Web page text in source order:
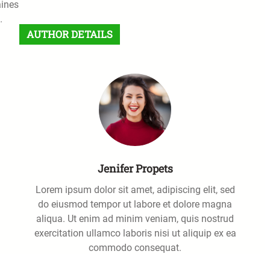
r
c
AUTHOR DETAILS
Jenifer Propets
Lorem ipsum dolor sit amet, adipiscing elit, sed
do eiusmod tempor ut labore et dolore magna
aliqua. Ut enim ad minim veniam, quis nostrud
exercitation ullamco laboris nisi ut aliquip ex ea
commodo consequat.